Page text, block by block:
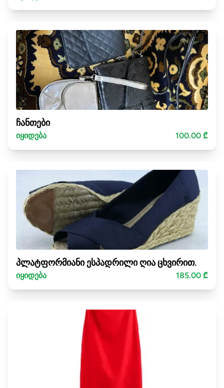
ჩანთები
იყიდება 100.00 ₾
პლატფორმიანი ესპადრილი ღია ცხვირით.
იყიდება 185.00 ₾